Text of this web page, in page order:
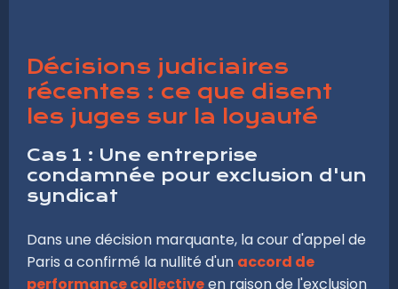
Décisions judiciaires
récentes : ce que disent
les juges sur la loyauté
Cas 1 : Une entreprise
condamnée pour exclusion d'un
syndicat
Dans une décision marquante, la cour d'appel de
Paris a confirmé la nullité d'un accord de
performance collectiveen raison de l'exclusion